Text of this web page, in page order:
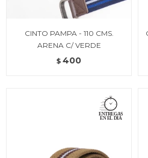
CINTO PAMPA - 110 CMS.
ARENA C/ VERDE
$ 400